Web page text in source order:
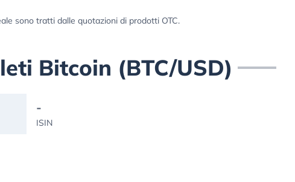
sono tratti dalle quotazioni di prodotti OTC.
Bitcoin (BTC/USD)
-
ISIN